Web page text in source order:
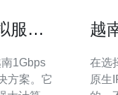
服务
方案。它
越
在选
原生